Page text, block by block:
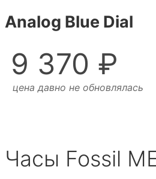
Analog Blue Dial
9 370 ₽
цена давно не обновлялась
Часы Fossil